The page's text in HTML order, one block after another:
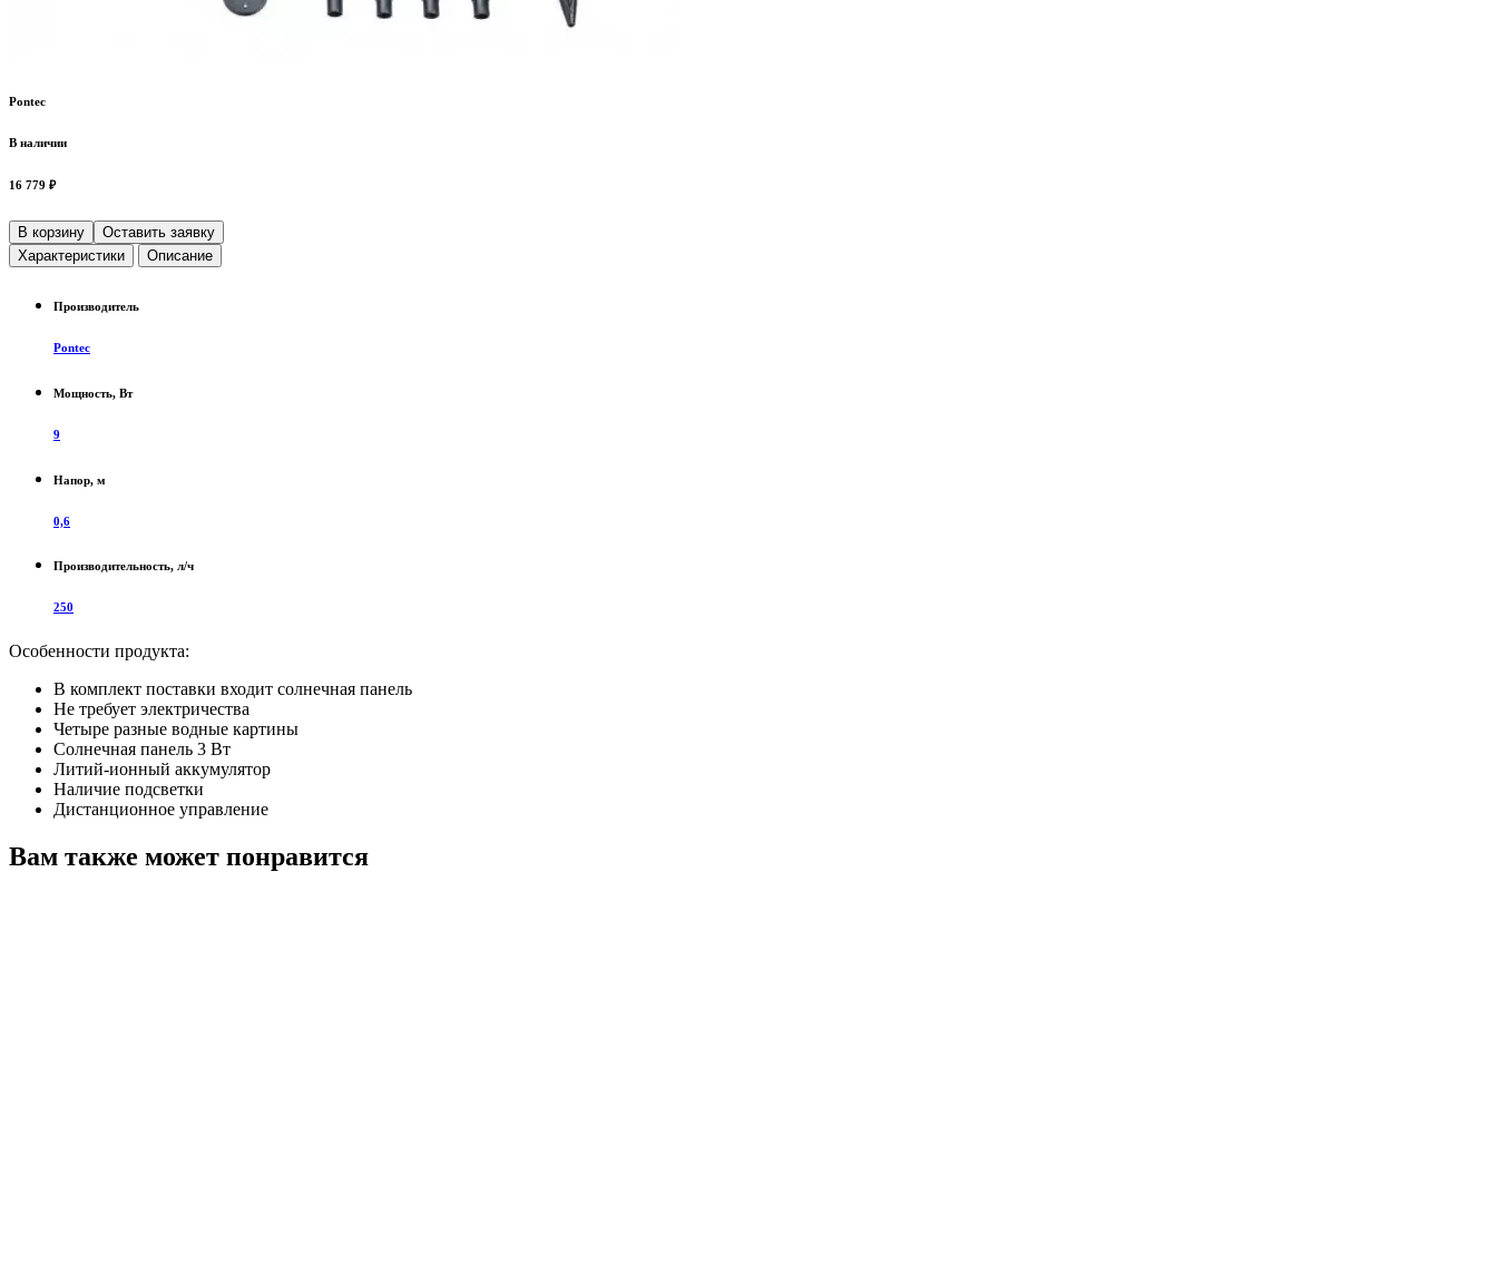
Pontec
В наличии
16 779 ₽
В корзину
Оставить заявку
Характеристики
Описание
Производитель
Pontec
Мощность, Вт
9
Напор, м
0,6
Производительность, л/ч
250
Особенности продукта:
В комплект поставки входит солнечная панель
Не требует электричества
Четыре разные водные картины
Солнечная панель 3 Вт
Литий-ионный аккумулятор
Наличие подсветки
Дистанционное управление
Вам также может понравится